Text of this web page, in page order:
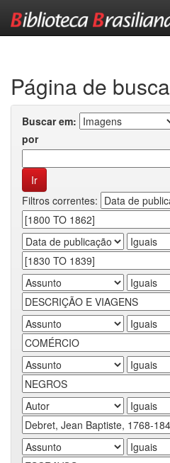
Página de busca
Buscar em:
por
Filtros correntes: